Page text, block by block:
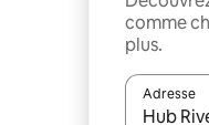
comme
plus.
Adresse
Lorsque